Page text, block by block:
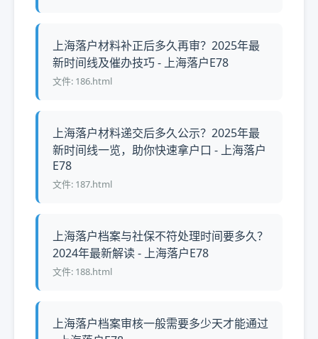
上海落户材料补正后多久再审？2025年最
新时间线及催办技巧 - 上海落户E78
文件: 186.html
上海落户材料递交后多久公示？2025年最
新时间线一览，助你快速拿户口 - 上海落户
E78
文件: 187.html
上海落户档案与社保不符处理时间要多久？
2024年最新解读 - 上海落户E78
文件: 188.html
上海落户档案审核一般需要多少天才能通过